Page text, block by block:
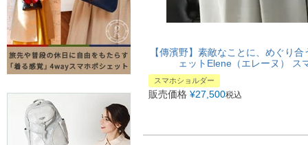
【傳濱野】素敵なことに、めぐり
ェットElene（エレーヌ） ス
スマホショルダー
販売価格 ¥27,500税込